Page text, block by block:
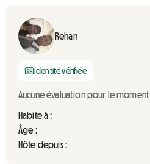
Rehan
Identité vérifiée
Aucune évaluation pour le moment
Habite à :
Âge :
Hôte depuis :